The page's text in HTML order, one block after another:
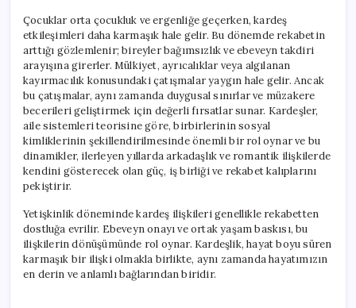
Çocuklar orta çocukluk ve ergenliğe geçerken, kardeş
etkileşimleri daha karmaşık hale gelir. Bu dönemde rekabetin
arttığı gözlemlenir; bireyler bağımsızlık ve ebeveyn takdiri
arayışına girerler. Mülkiyet, ayrıcalıklar veya algılanan
kayırmacılık konusundaki çatışmalar yaygın hale gelir. Ancak
bu çatışmalar, aynı zamanda duygusal sınırlar ve müzakere
becerileri geliştirmek için değerli fırsatlar sunar. Kardeşler,
aile sistemleri teorisine göre, birbirlerinin sosyal
kimliklerinin şekillendirilmesinde önemli bir rol oynar ve bu
dinamikler, ilerleyen yıllarda arkadaşlık ve romantik ilişkilerde
kendini gösterecek olan güç, iş birliği ve rekabet kalıplarını
pekiştirir.
Yetişkinlik döneminde kardeş ilişkileri genellikle rekabetten
dostluğa evrilir. Ebeveyn onayı ve ortak yaşam baskısı, bu
ilişkilerin dönüşümünde rol oynar. Kardeşlik, hayat boyu süren
karmaşık bir ilişki olmakla birlikte, aynı zamanda hayatımızın
en derin ve anlamlı bağlarından biridir.